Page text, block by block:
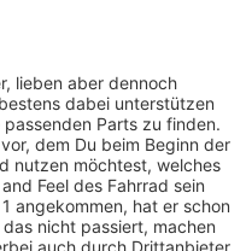
ausgestattet hat,
lange Zeit auf
Fahrräder aus
Pionierarbeit.
Linie speziell für
seit 2008 mit